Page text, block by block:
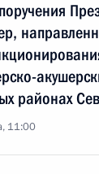
районах
11:00